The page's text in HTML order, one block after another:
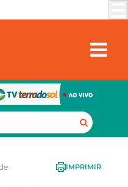
IMPRIMIR